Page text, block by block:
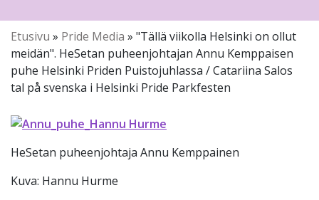
Etusivu » Pride Media » "Tällä viikolla Helsinki on ollut
meidän". HeSetan puheenjohtajan Annu Kemppaisen
puhe Helsinki Priden Puistojuhlassa / Catariina Salos
tal på svenska i Helsinki Pride Parkfesten
HeSetan puheenjohtaja Annu Kemppainen
Kuva: Hannu Hurme